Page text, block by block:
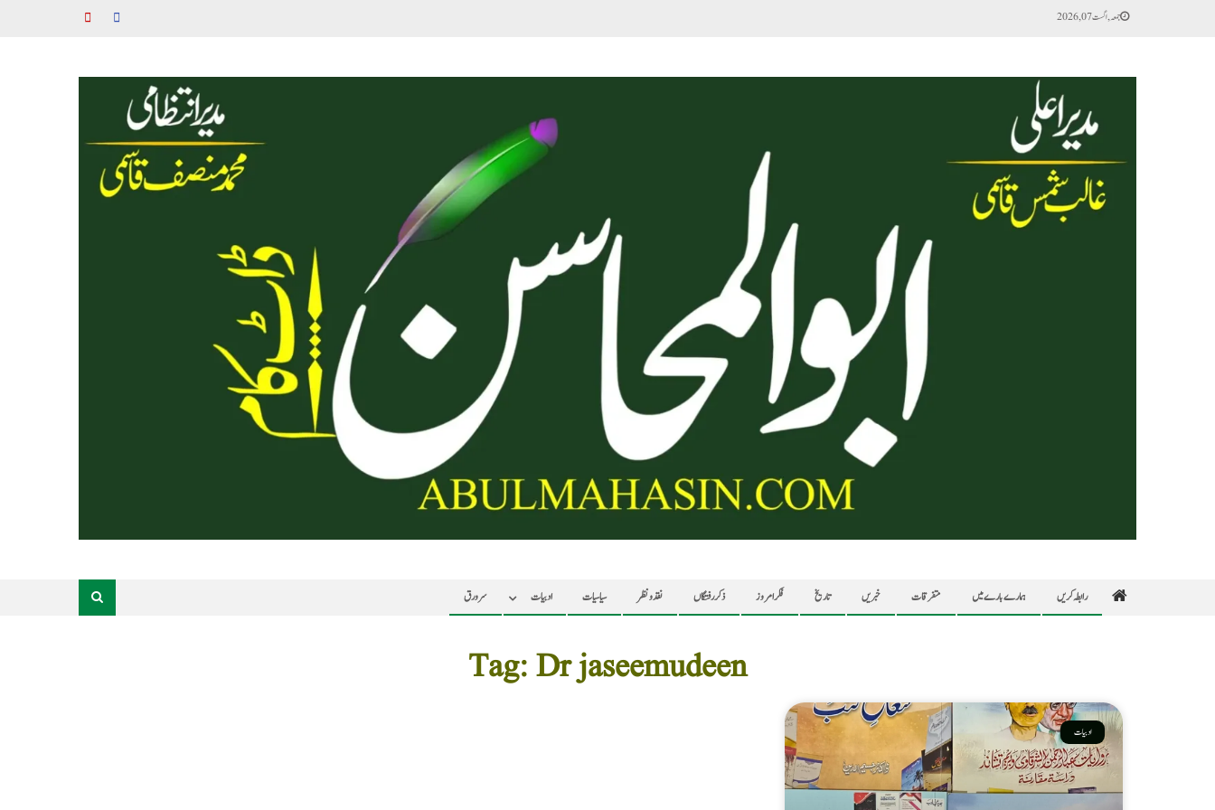
جمعہ, اگست 07, 2026
سرورق ادبیات سیاسیات نقد ونظر ذکر رفتگاں فکر امروز تاریخ خبریں متفرقات ہمارے بارے میں رابطہ کریں
Tag: Dr jaseemudeen
ادبیات